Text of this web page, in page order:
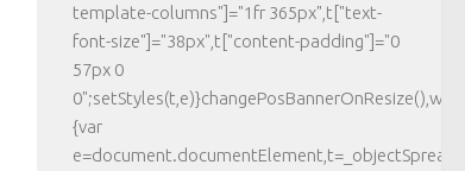
template-columns"]="1fr 365px",t["text-
font-size"]="38px",t["content-padding"]="0
57px 0
{var